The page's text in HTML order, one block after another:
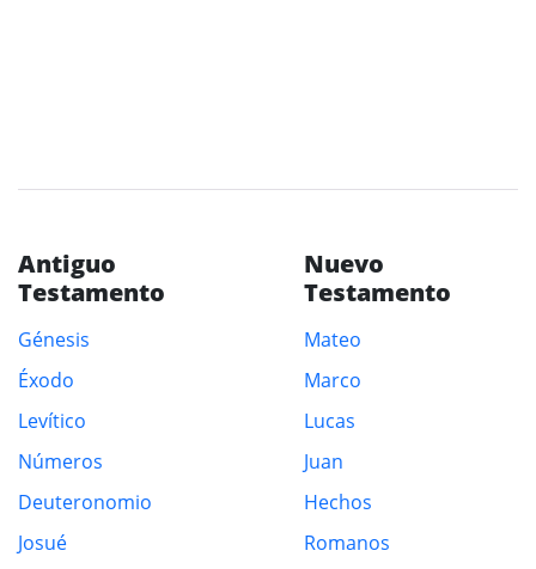
Antiguo
Testamento
Génesis
Éxodo
Levítico
Números
Deuteronomio
Josué
Nuevo
Testamento
Mateo
Marco
Lucas
Juan
Hechos
Romanos